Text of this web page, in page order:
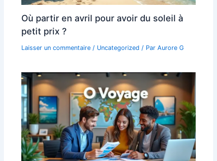
Où partir en avril pour avoir du soleil à
petit prix ?
Laisser un commentaire / Uncategorized / ParAurore G